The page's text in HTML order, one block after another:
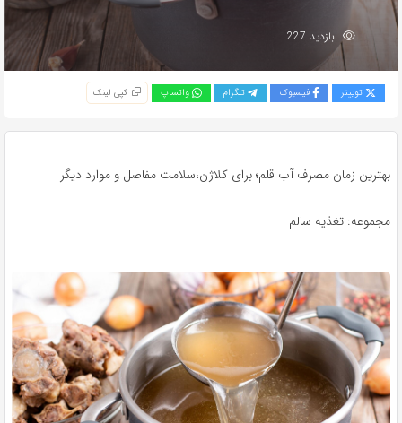
بازدید 227
توییتر فیسبوک تلگرام واتساپ کپی لینک
بهترین زمان مصرف آب قلم؛ برای کلاژن،سلامت مفاصل و موارد دیگر
مجموعه: تغذیه سالم